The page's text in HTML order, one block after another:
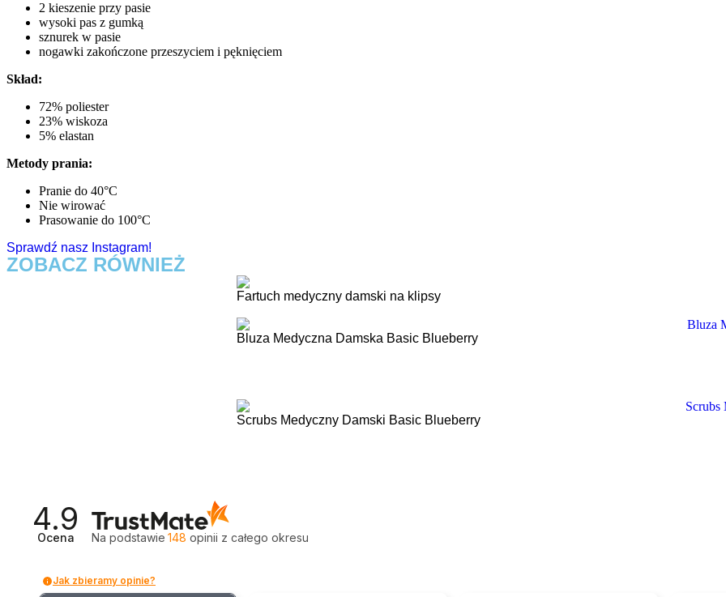
2 kieszenie przy pasie
wysoki pas z gumką
sznurek w pasie
nogawki zakończone przeszyciem i pęknięciem
Skład:
72% poliester
23% wiskoza
5% elastan
Metody prania:
Pranie do 40°C
Nie wirować
Prasowanie do 100°C
Sprawdź nasz Instagram!
ZOBACZ RÓWNIEŻ
Fartuch medyczny damski na klipsy
Bluza Medyczna Damska Basic Blueberry
Scrubs Medyczny Damski Basic Blueberry
4.9
Ocena Na podstawie 148 opinii z całego okresu
Jak zbieramy opinie?